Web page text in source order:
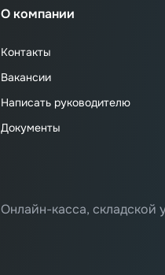
О компании
Контакты
Вакансии
Написать руководителю
Документы
Онлайн-касса, складской